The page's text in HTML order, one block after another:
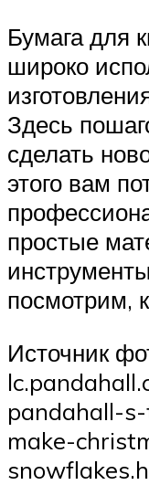
Бумага для
широко
Здесь
сделать
этого вам
простые
посмотрим,
Источник
pandahall-
make-